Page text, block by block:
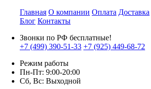
Главная О компании Оплата Доставка
Блог Контакты
Звонки по РФ бесплатные!
+7 (499) 390-51-33 +7 (925) 449-68-72
Режим работы
Пн-Пт: 9:00-20:00
Сб, Вс: Выходной